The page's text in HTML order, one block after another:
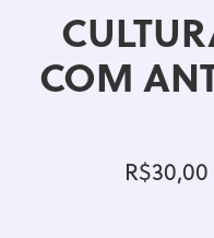
COM
R$30,00